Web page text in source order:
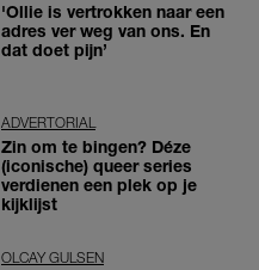
'Ollie is vertrokken naar een
adres ver weg van ons. En
dat doet pijn’
ADVERTORIAL
Zin om te bingen? Déze
(iconische) queer series
verdienen een plek op je
kijklijst
OLCAY GULSEN